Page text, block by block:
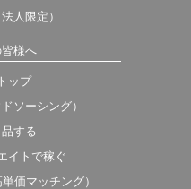
人限定）
様へ
ップ
ソーシング）
する
イトで稼ぐ
価マッチング）